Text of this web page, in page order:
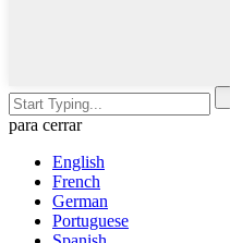
para cerrar
English
French
German
Portuguese